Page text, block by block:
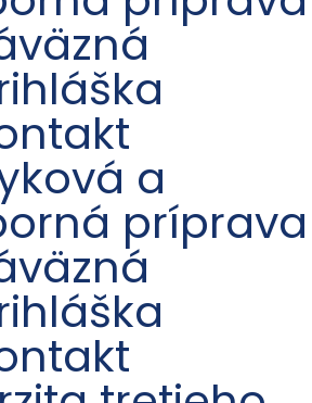
a
príprava